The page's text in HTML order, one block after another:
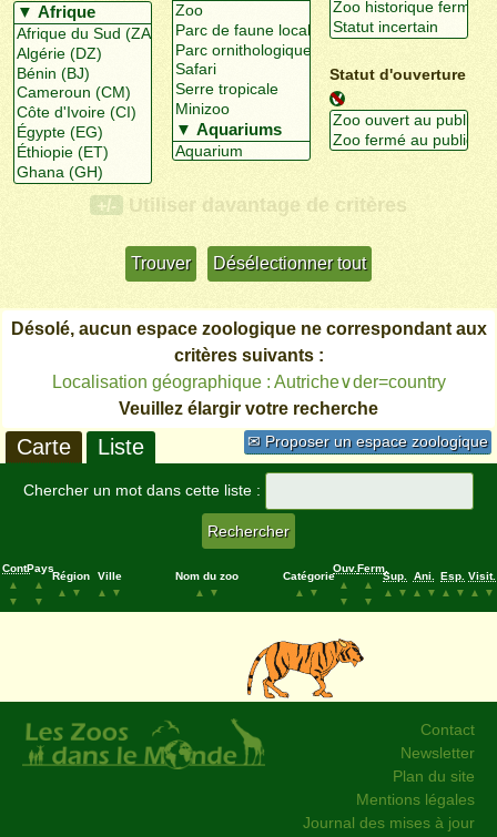
Statut d'ouverture
+/- Utiliser davantage de critères
Désolé, aucun espace zoologique ne correspondant aux
critères suivants :
Localisation géographique : Autriche∨der=country
Veuillez élargir votre recherche
✉ Proposer un espace zoologique
Carte Liste
Chercher un mot dans cette liste :
Cont.
▲
▼
Pays
▲
▼
Région
▲
▼
Ville
▲
▼
Nom du zoo
▲
▼
Catégorie
▲
▼
Ouv.
▲
▼
Ferm.
▲
▼
Sup.
▲
▼
Ani.
▲
▼
Esp.
▲
▼
Visit.
▲
▼
Contact
Newsletter
Plan du site
Mentions légales
Journal des mises à jour